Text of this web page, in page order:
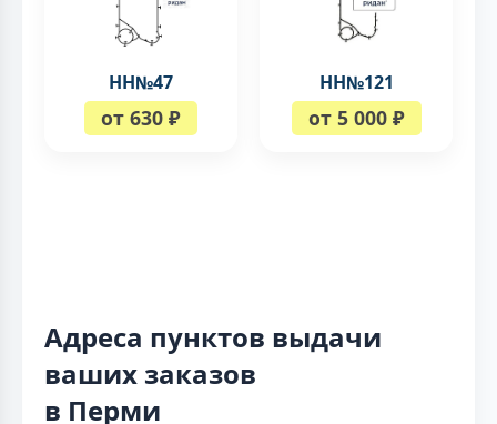
НН№47
от 630 ₽
НН№121
от 5 000 ₽
Адреса пунктов выдачи
ваших заказов
в Перми